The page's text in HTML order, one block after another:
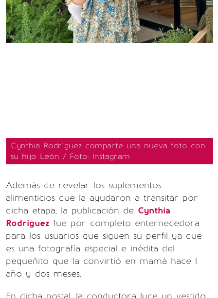
Cynthia Rodríguez comparte una nueva foto con
su hijo León / Foto: Instagram
Además de revelar los suplementos
alimenticios que la ayudaron a transitar por
dicha etapa, la publicación de Cynthia
Rodríguez fue por completo enternecedora
para los usuarios que siguen su perfil ya que
es una fotografía especial e inédita del
pequeñito que la convirtió en mamá hace 1
año y dos meses.